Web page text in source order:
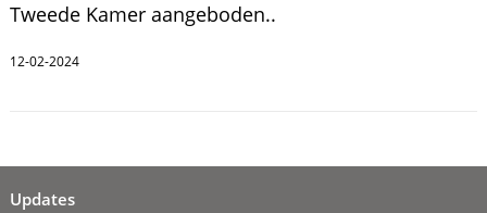
Tweede Kamer aangeboden..
12-02-2024
Updates